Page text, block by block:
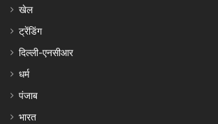
खेल
ट्रेंडिंग
दिल्ली-एनसीआर
धर्म
पंजाब
भारत